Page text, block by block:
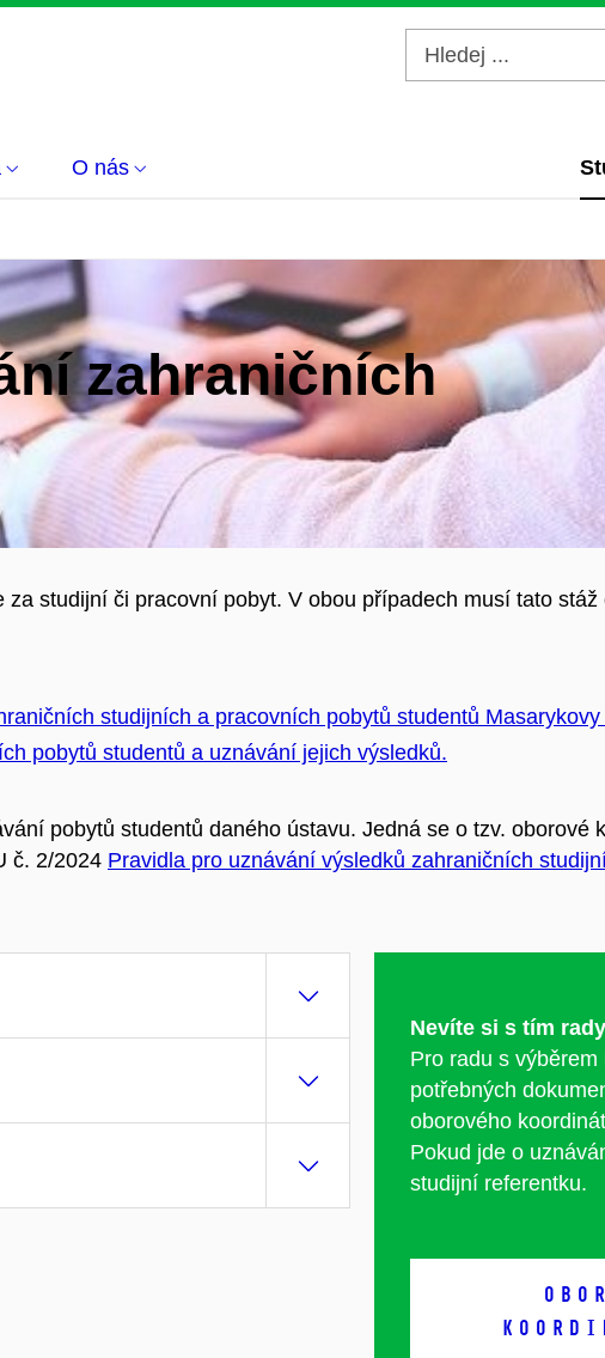
O nás
zahraničních
studijní či pracovní pobyt. V obou případech musí tato
studijních a pracovních pobytů studentů
pobytů studentů a uznávání jejich výsledků.
pobytů studentů daného ústavu. Jedná se o tzv. oborové
č. 2/2024 Pravidla pro uznávání výsledků zahraničních
Nevíte si s tím
Pro radu s
potřebných
oborového
Pokud jde o
studijní referentku.